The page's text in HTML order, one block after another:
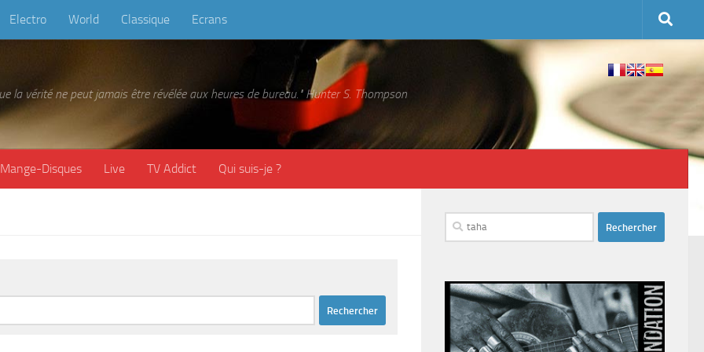
Electro World Classique Ecrans
la vérité ne peut jamais être révélée aux heures de bureau." Hunter S. Thompson
Mange-Disques Live TV Addict Qui suis-je ?
Rechercher :